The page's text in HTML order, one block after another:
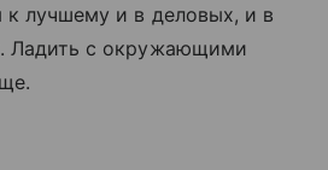
лучшему и в деловых, и в
Ладить с окружающими